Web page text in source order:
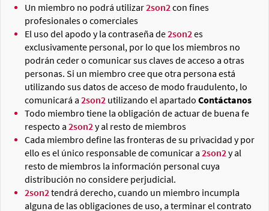
Un miembro no podrá utilizar2son2 con fines
profesionales o comerciales
El uso del apodo y la contraseña de2son2 es
exclusivamente personal, por lo que los miembros no
podrán ceder o comunicar sus claves de acceso a otras
personas. Si un miembro cree que otra persona está
utilizando sus datos de acceso de modo fraudulento, lo
comunicará a 2son2 utilizando el apartado Contáctanos
Todo miembro tiene la obligación de actuar de buena fe
respecto a 2son2 y al resto de miembros
Cada miembro define las fronteras de su privacidad y por
ello es el único responsable de comunicar a 2son2 y al
resto de miembros la información personal cuya
distribución no considere perjudicial.
2son2 tendrá derecho, cuando un miembro incumpla
alguna de las obligaciones de uso, a terminar el contrato